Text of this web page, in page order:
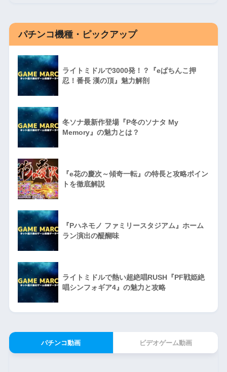
パチンコ機種・ピックアップ
ライトミドルで3000発！？『eぱちんこ押
忍！番長 漢の頂』魅力解剖
冬ソナ最新作登場『P冬のソナタ My
Memory』の魅力とは？
『e花の慶次～傾奇一転』の特長と攻略ポイン
トを徹底解説
『Pハネモノ ファミリースタジアム』ホーム
ラン演出の醍醐味
ライトミドルで熱い超絶唱RUSH『PF戦姫絶
唱シンフォギア4』の魅力と攻略
パチンコ動画 ビデオゲーム動画